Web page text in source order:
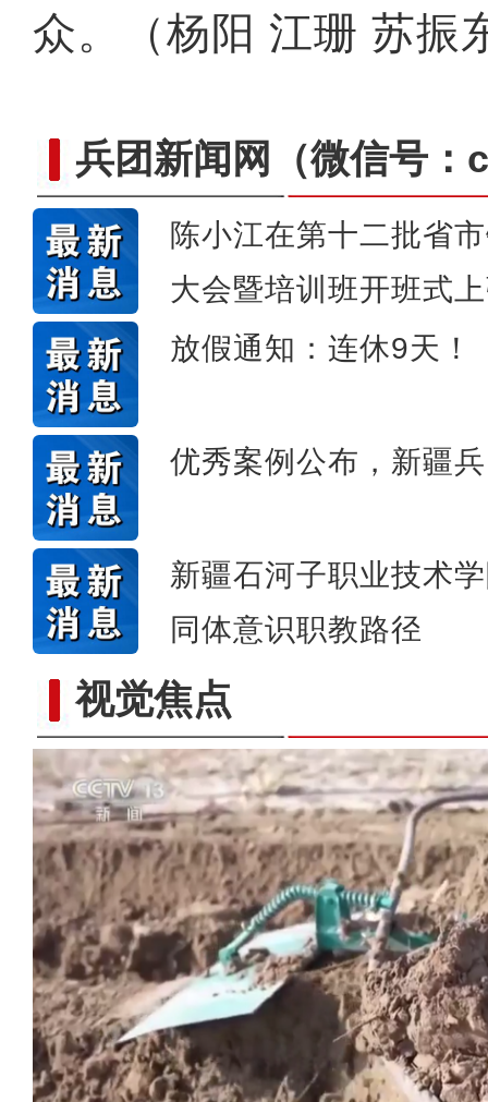
众。（杨阳 江珊 苏振
兵团新闻网 （微信号
陈小江在第十二批省
大会暨培训班开班式
放假通知：连休9天！
优秀案例公布，新疆
新疆石河子职业技术
同体意识职教路径
视觉焦点
歌声飘过盖
新疆图木舒克：南草北种 沙